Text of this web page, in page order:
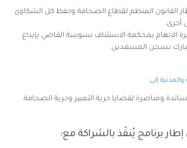
القانون المنظم لقطاع الصحافة وحفظ كل الشكاوى
أخرى.
الاتهام بمحكمة الاستئناف بسوسة القاضي بإيداع
بسجن المسعدين.
إلى:
ومناصرة لقضايا حرية التعبير وحرية الصحافة.
إطار برنامج يُنفّذ بالشراكة مع: